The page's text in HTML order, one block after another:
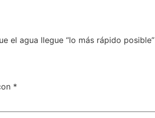
el agua llegue “lo más rápido posible”
*